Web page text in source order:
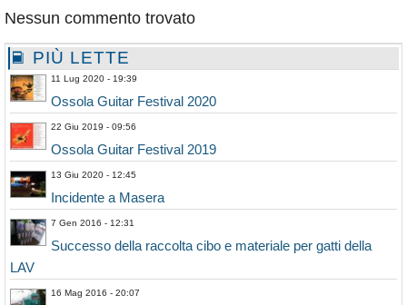
Nessun commento trovato
PIÙ LETTE
11 Lug 2020 - 19:39
Ossola Guitar Festival 2020
22 Giu 2019 - 09:56
Ossola Guitar Festival 2019
13 Giu 2020 - 12:45
Incidente a Masera
7 Gen 2016 - 12:31
Successo della raccolta cibo e materiale per gatti della
LAV
16 Mag 2016 - 20:07